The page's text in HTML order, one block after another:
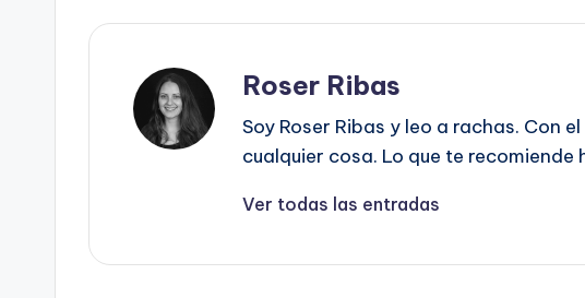
Roser Ribas
Soy Roser Ribas y leo a rachas. Con
cualquier cosa. Lo que te
Ver todas las entradas